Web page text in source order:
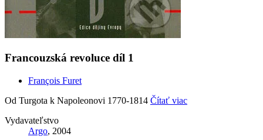
Francouzská revoluce díl 1
François Furet
Od Turgota k Napoleonovi 1770-1814 Čítať viac
Vydavateľstvo
Argo, 2004